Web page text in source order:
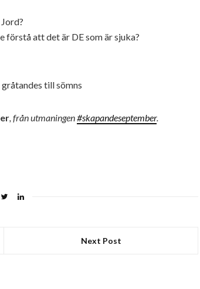
förstå att det är DE som är sjuka?
till sömns
, från utmaningen#skapandeseptember.
Next Post